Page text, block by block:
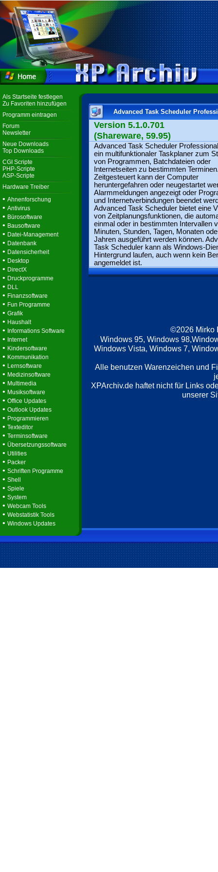
Als Startseite festlegen
Zu Favoriten hinzufügen
Programm eintragen
Forum
Newsletter
Neue Downloads
Top Downloads
CGI Scripte
PHP-Scripte
ASP-Scripte
Hardware Treiber
• Ahnenforschung
• Antivirus
• Bürosoftware
• Bausoftware
• Datei-Management
• Datenbank
• Datensicherheit
• Desktop
• DirectX
• Druckprogramme
• DLL
• Finanzsoftware
• Fun Programme
• Grafik
• Haushalt
• Informations Software
• Internet
• Kindersoftware
• Kommunikation
• Lernsoftware
• Medizinsoftware
• Multimedia
• Musiksoftware
• Office Updates
• Outlook Updates
• Programmieren
• Texteditor
• Terminsoftware
• Übersetzungssoftware
• Utilities
• Packer
• Schriften Programme
• Shell
• Spiele
• System
• Webcam Tools
• Webstatistik Tools
• Windows Updates
Advanced Task Scheduler
Version 5.1.0.701
(Shareware, 59.95)
Advanced Task Scheduler
ein multifunktionaler Taskplaner zum
von Programmen, Batchdateien oder
Internetseiten zu bestimmten
Zeitgesteuert kann der Computer
heruntergefahren oder neugestartet
Alarmmeldungen angezeigt oder
und Internetverbindungen beendet
Advanced Task Scheduler bietet eine
von Zeitplanungsfunktionen, die
einmal oder in bestimmten Intervallen
Minuten, Stunden, Tagen, Monaten
Jahren ausgeführt werden können.
Task Scheduler kann als Windows-
Hintergrund laufen, auch wenn kein
angemeldet ist.
©2026 Mirko
Windows 95, Windows
Windows Vista, Windows 7,
Alle benutzen Warenzeichen und
XPArchiv.de haftet nicht für Links
unserer